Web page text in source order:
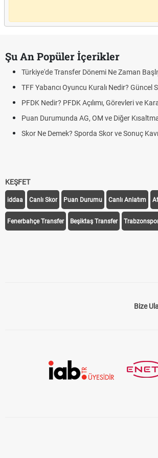
Şu An Popüler İçerikler
Türkiye'de Transfer Dönemi Ne Zaman
TFF Yabancı Oyuncu Kuralı Nedir? Güncel
PFDK Nedir? PFDK Açılımı, Görevleri ve
Puan Durumunda AG, OM ve Diğer
Skor Ne Demek? Sporda Skor ve Sonuç
KEŞFET
iddaa Canlı Skor Puan Durumu Canlı Anlatım
Fenerbahçe Transfer Beşiktaş Transfer
Bize